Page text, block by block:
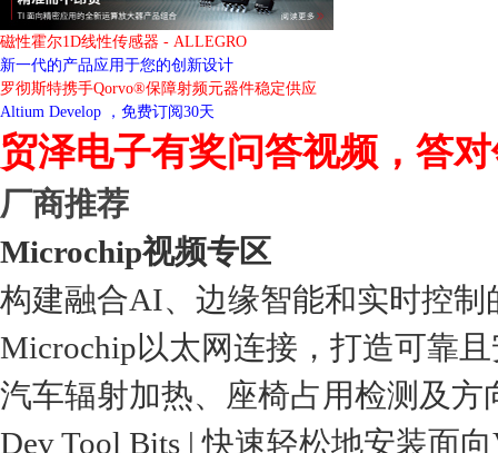
磁性霍尔1D线性传感器 - ALLEGRO
新一代的产品应用于您的创新设计
罗彻斯特携手Qorvo®保障射频元器件稳定供应
Altium Develop ，免费订阅30天
贸泽电子有奖问答视频，答
厂商推荐
Microchip视频专区
构建融合AI、边缘智能和实时控制
Microchip以太网连接，打造可靠
汽车辐射加热、座椅占用检测及
Dev Tool Bits | 快速轻松地安装面